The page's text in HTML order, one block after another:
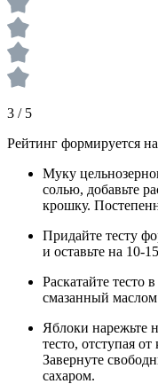
3 / 5
Рейтинг формируется
Муку
солью, добавьте
крошку.
Придайте тесту
и оставьте на 10-
Раскатайте тесто
смазанный
Яблоки нарежьте
тесто, отступая
Завернуте
сахаром.